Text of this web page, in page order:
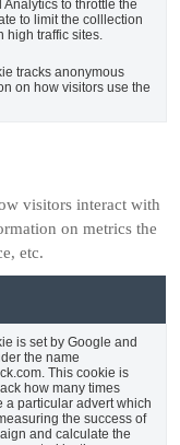
Analytics to throttle the
to limit the colllection
high traffic sites.
tracks anonymous
on how visitors use the
visitors interact with
on metrics the
etc.
is set by Google and
the name
This cookie is
how many times
a particular advert which
the success of
and calculate the